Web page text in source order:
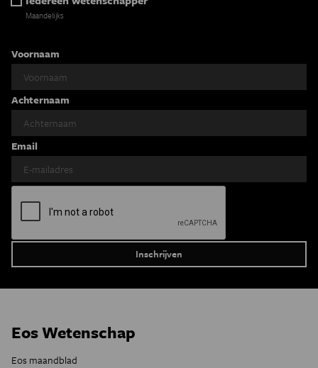
Maandelijks
Voornaam
Achternaam
Email
Eos Wetenschap
Eos maandblad